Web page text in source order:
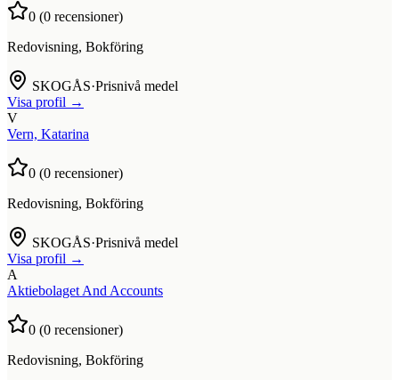
0 (0 recensioner)
Redovisning, Bokföring
SKOGÅS·Prisnivå medel
Visa profil →
V
Vern, Katarina
0 (0 recensioner)
Redovisning, Bokföring
SKOGÅS·Prisnivå medel
Visa profil →
A
Aktiebolaget And Accounts
0 (0 recensioner)
Redovisning, Bokföring